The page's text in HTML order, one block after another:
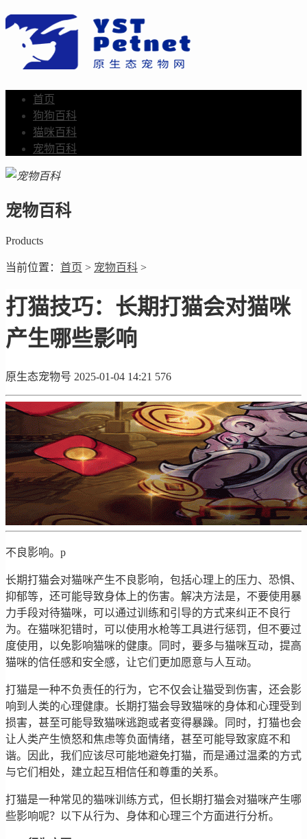
首页
狗狗百科
猫咪百科
宠物百科
宠物百科
Products
当前位置： 首页 > 宠物百科 >
打猫技巧：长期打猫会对猫咪
产生哪些影响
原生态宠物号 2025-01-04 14:21 576
不良影响。p
长期打猫会对猫咪产生不良影响，包括心理上的压力、恐惧、
抑郁等，还可能导致身体上的伤害。解决方法是，不要使用暴
力手段对待猫咪，可以通过训练和引导的方式来纠正不良行
为。在猫咪犯错时，可以使用水枪等工具进行惩罚，但不要过
度使用，以免影响猫咪的健康。同时，要多与猫咪互动，提高
猫咪的信任感和安全感，让它们更加愿意与人互动。
打猫是一种不负责任的行为，它不仅会让猫受到伤害，还会影
响到人类的心理健康。长期打猫会导致猫咪的身体和心理受到
损害，甚至可能导致猫咪逃跑或者变得暴躁。同时，打猫也会
让人类产生愤怒和焦虑等负面情绪，甚至可能导致家庭不和
谐。因此，我们应该尽可能地避免打猫，而是通过温柔的方式
与它们相处，建立起互相信任和尊重的关系。
打猫是一种常见的猫咪训练方式，但长期打猫会对猫咪产生哪
些影响呢？以下从行为、身体和心理三个方面进行分析。